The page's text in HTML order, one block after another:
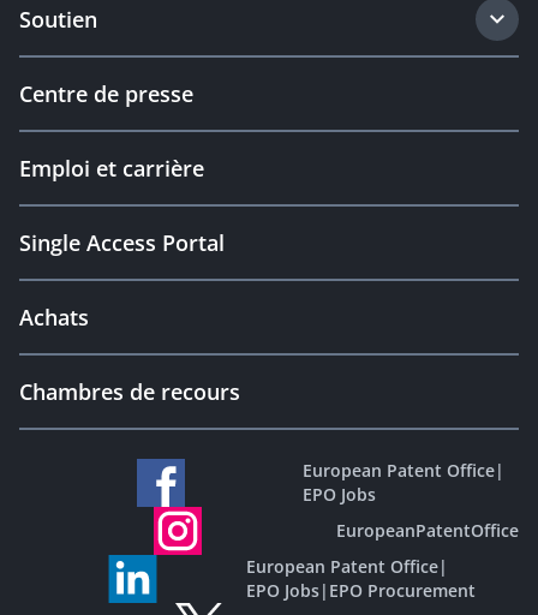
Soutien
Centre de presse
Emploi et carrière
Single Access Portal
Achats
Chambres de recours
European Patent Office|
EPO Jobs
EuropeanPatentOffice
European Patent Office|
EPO Jobs| EPO Procurement